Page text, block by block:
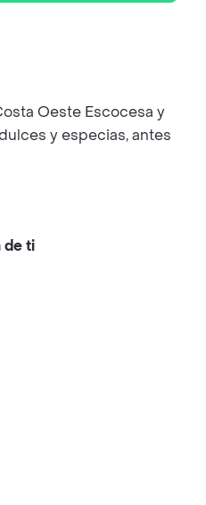
Oeste Escocesa y
y especias, antes
de ti